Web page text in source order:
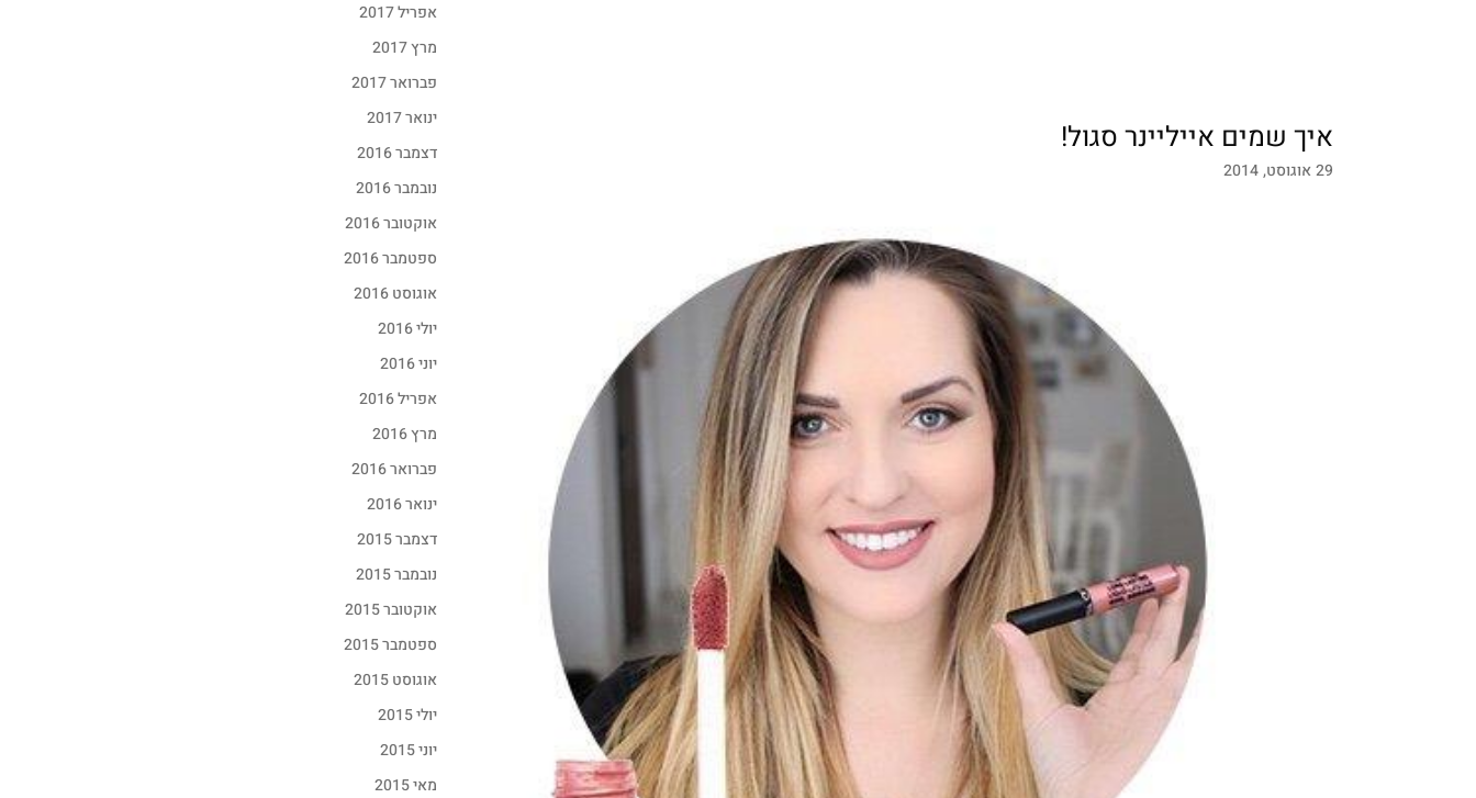
איך שמים אייליינר סגול!
29 אוגוסט, 2014
אפריל 2017
מרץ 2017
פברואר 2017
ינואר 2017
דצמבר 2016
נובמבר 2016
אוקטובר 2016
ספטמבר 2016
אוגוסט 2016
יולי 2016
יוני 2016
אפריל 2016
מרץ 2016
פברואר 2016
ינואר 2016
דצמבר 2015
נובמבר 2015
אוקטובר 2015
ספטמבר 2015
אוגוסט 2015
יולי 2015
יוני 2015
מאי 2015